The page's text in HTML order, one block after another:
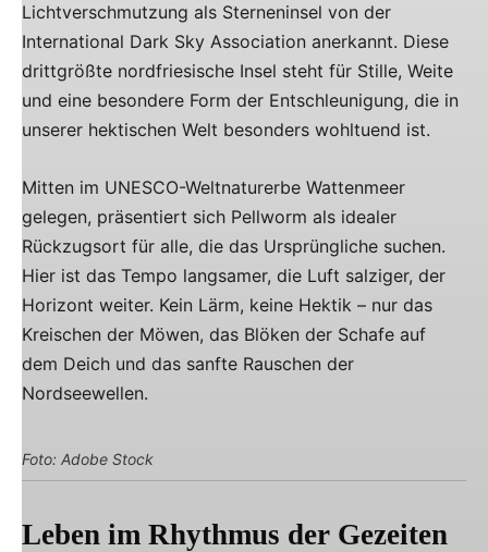
Lichtverschmutzung als Sterneninsel von der
International Dark Sky Association anerkannt. Diese
drittgrößte nordfriesische Insel steht für Stille, Weite
und eine besondere Form der Entschleunigung, die in
unserer hektischen Welt besonders wohltuend ist.
Mitten im UNESCO-Weltnaturerbe Wattenmeer
gelegen, präsentiert sich Pellworm als idealer
Rückzugsort für alle, die das Ursprüngliche suchen.
Hier ist das Tempo langsamer, die Luft salziger, der
Horizont weiter. Kein Lärm, keine Hektik – nur das
Kreischen der Möwen, das Blöken der Schafe auf
dem Deich und das sanfte Rauschen der
Nordseewellen.
Foto: Adobe Stock
Leben im Rhythmus der Gezeiten